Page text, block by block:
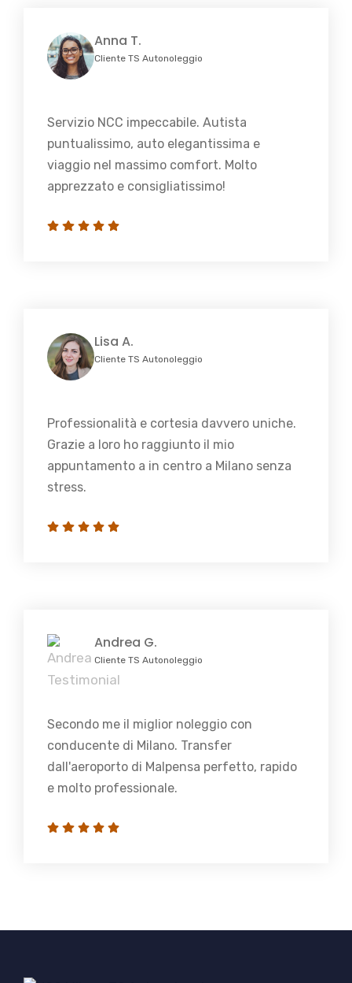
Anna T.
Cliente TS Autonoleggio
Servizio NCC impeccabile. Autista
puntualissimo, auto elegantissima e
viaggio nel massimo comfort. Molto
apprezzato e consigliatissimo!
Lisa A.
Cliente TS Autonoleggio
Professionalità e cortesia davvero uniche.
Grazie a loro ho raggiunto il mio
appuntamento a in centro a Milano senza
stress.
Andrea G.
Cliente TS Autonoleggio
Secondo me il miglior noleggio con
conducente di Milano. Transfer
dall'aeroporto di Malpensa perfetto, rapido
e molto professionale.